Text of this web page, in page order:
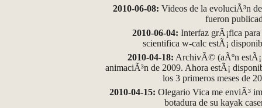
2010-06-08: Videos de la evoluciÃ³n
fueron
2010-06-04: Interfaz grÃ¡fica
scientifica w-calc estÃ¡
2010-04-18: ArchivÃ© (aÃºn
animaciÃ³n de 2009. Ahora estÃ¡
los 3 primeros meses de
2010-04-15: Olegario Vica me enviÃ³
botadura de su kayak